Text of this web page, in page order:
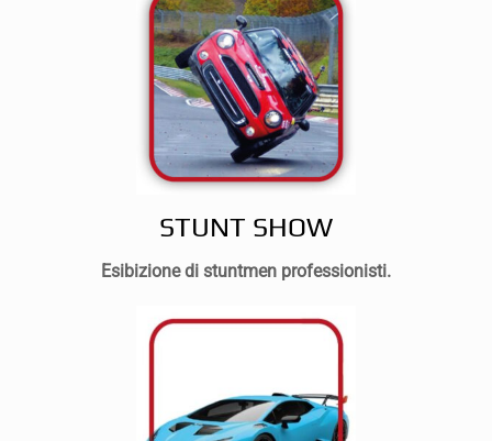
STUNT SHOW
Esibizione di stuntmen professionisti.